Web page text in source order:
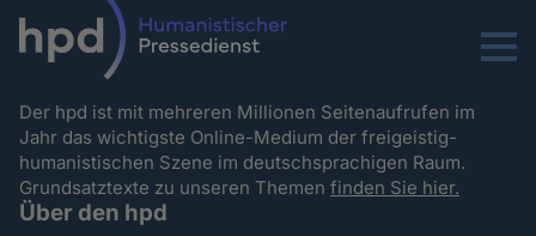
Menu
Der hpd ist mit mehreren Millionen Seitenaufrufen im
Jahr das wichtigste Online-Medium der freigeistig-
humanistischen Szene im deutschsprachigen Raum.
Grundsatztexte zu unseren Themenfinden Sie hier.
Über den hpd